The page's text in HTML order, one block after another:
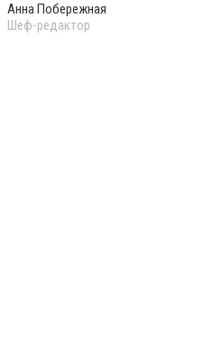
Анна Побережная
Шеф-редактор